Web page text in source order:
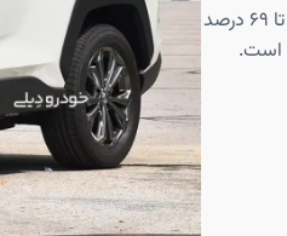
فروش تویوتا RAV4 وارداتی در تیپ ادونچر پلاس برای جانبازان ۵۰ تا ۶۹ درصد